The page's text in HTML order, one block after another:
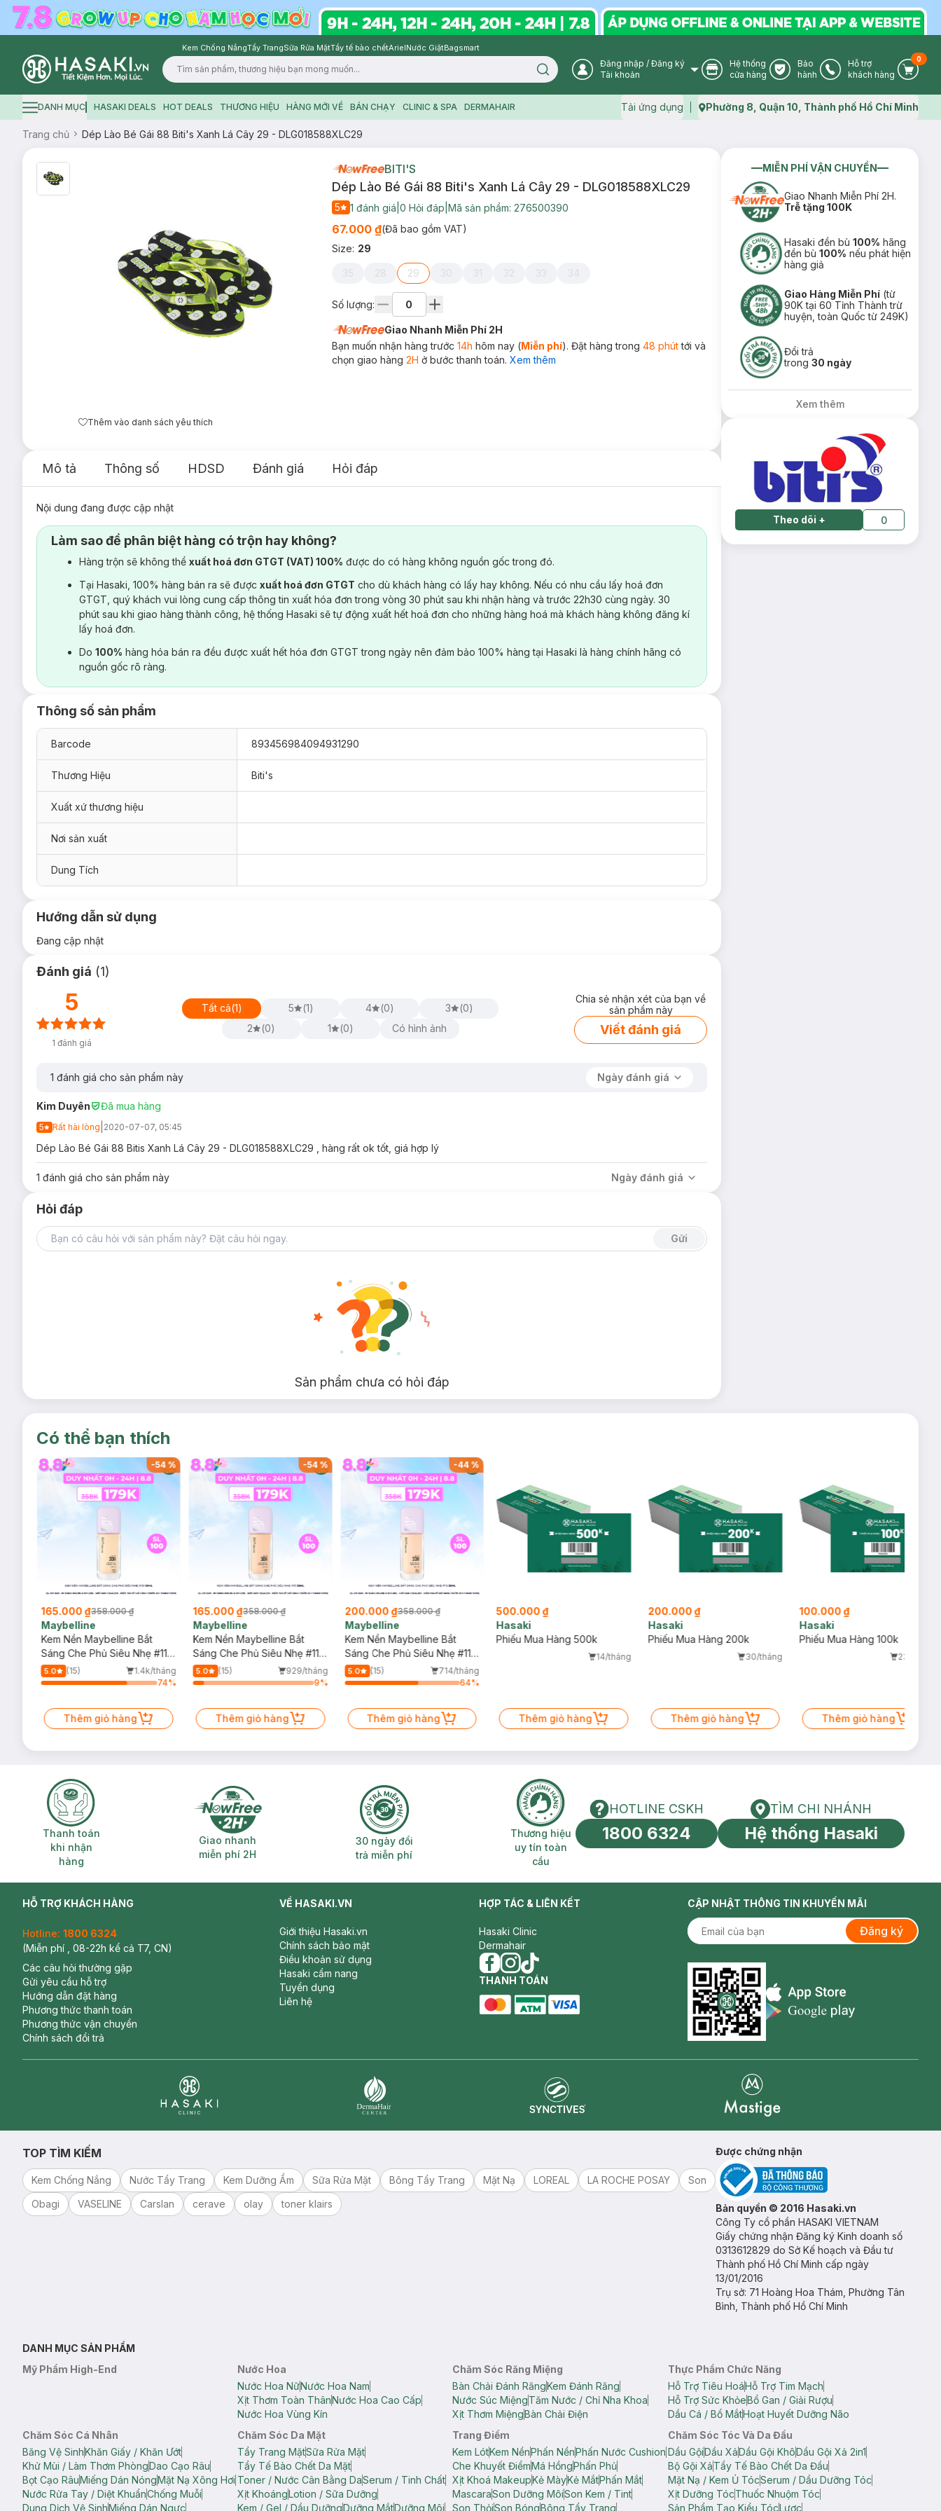
Kem Chống NắngTẩy TrangSữa Rửa MặtTẩy tế bào chếtArielNước GiặtBagsmart
Logo
Search icon User Icon
Đăng nhập / Đăng ký
Tài khoản
Store Icon
Hệ thống
cửa hàng
Warranty Icon
Bảo
hành
Phone Icon
Hỗ trợ
khách hàng
Cart
0
Hamburger icon
DANH MỤC HASAKI DEALS HOT DEALS THƯƠNG HIỆU HÀNG MỚI VỀ BÁN CHẠY CLINIC & SPA DERMAHAIR Tải ứng dụng Map icon
Phường 8, Quận 10, Thành phố Hồ Chí Minh
Trang chủ Dép Lào Bé Gái 88 Biti's Xanh Lá Cây 29 - DLG018588XLC29
Thêm vào danh sách yêu thích
BITI'S
Dép Lào Bé Gái 88 Biti's Xanh Lá Cây 29 - DLG018588XLC29
5 1 đánh giá 0 Hỏi đáp Mã sản phẩm: 276500390
67.000 ₫(Đã bao gồm VAT)
Size: 29
35 28 29 30 31 32 33 34
Số lượng:
Giao Nhanh Miễn Phí 2H
Bạn muốn nhận hàng trước 14h hôm nay (Miễn phí). Đặt hàng trong 48 phúttới và
chọn giao hàng 2H ở bước thanh toán. Xem thêm
Mô tả Thông số HDSD Đánh giá Hỏi đáp
Nội dung đang được cập nhật
Làm sao để phân biệt hàng có trộn hay không?
Hàng trộn sẽ không thể xuất hoá đơn GTGT (VAT) 100% được do có hàng không nguồn gốc trong đó.
Tại Hasaki, 100% hàng bán ra sẽ được xuất hoá đơn GTGT cho dù khách hàng có lấy hay không. Nếu có nhu cầu lấy hoá đơn
GTGT, quý khách vui lòng cung cấp thông tin xuất hóa đơn trong vòng 30 phút sau khi nhận hàng và trước 22h30 cùng ngày. 30
phút sau khi giao hàng thành công, hệ thống Hasaki sẽ tự động xuất hết hoá đơn cho những hàng hoá mà khách hàng không đăng kí
lấy hoá đơn.
Do 100% hàng hóa bán ra đều được xuất hết hóa đơn GTGT trong ngày nên đảm bảo 100% hàng tại Hasaki là hàng chính hãng có
nguồn gốc rõ ràng.
Thông số sản phẩm
Barcode 893456984094931290
Thương Hiệu Biti's
Xuất xứ thương hiệu
Nơi sản xuất
Dung Tích
Hướng dẫn sử dụng
Đang cập nhật
Đánh giá (1)
5
1 đánh giá
Tất cả(1) 5 (1) 4 (0) 3 (0)
2
(0) 1 (0) Có hình ảnh
Chia sẻ nhận xét của bạn về
sản phẩm này
Viết đánh giá
1 đánh giá cho sản phẩm này Ngày đánh giá
Kim Duyên Đã mua hàng
5 Rất hài lòng 2020-07-07, 05:45
Dép Lào Bé Gái 88 Bitis Xanh Lá Cây 29 - DLG018588XLC29 , hàng rất ok tốt, giá hợp lý
1 đánh giá cho sản phẩm này Ngày đánh giá
Hỏi đáp
Gửi
Sản phẩm chưa có hỏi đáp
MIỄN PHÍ VẬN CHUYỂN
Giao Nhanh Miễn Phí 2H.
Trễ tặng 100K
Hasaki đền bù100% hãng
đền bù100% nếu phát hiện
hàng giả
Giao Hàng Miễn Phí (từ
90K tại 60 Tỉnh Thành trừ
huyện, toàn Quốc từ 249K)
Đổi trả
trong30 ngày
Xem thêm
Theo dõi + 0
Có thể bạn thích
-54%
165.000 ₫358.000 ₫
Maybelline
Kem Nền Maybelline Bắt
Sáng Che Phủ Siêu Nhẹ #110
35ml
5.0 (15)
1.4k/tháng
74%
Thêm giỏ hàng
-54%
165.000 ₫358.000 ₫
Maybelline
Kem Nền Maybelline Bắt
Sáng Che Phủ Siêu Nhẹ #111
35ml
5.0 (15)
929/tháng
9%
Thêm giỏ hàng
-44%
200.000 ₫358.000 ₫
Maybelline
Kem Nền Maybelline Bắt
Sáng Che Phủ Siêu Nhẹ #115
35ml
5.0 (15)
714/tháng
64%
Thêm giỏ hàng
500.000 ₫
Hasaki
Phiếu Mua Hàng 500k
14/tháng
Thêm giỏ hàng
200.000 ₫
Hasaki
Phiếu Mua Hàng 200k
30/tháng
Thêm giỏ hàng
100.000 ₫
Hasaki
Phiếu Mua Hàng 100k
23/tháng
Thêm giỏ hàng
Thanh toán khi nhận hàng
Thanh toán
khi nhận
hàng
Giao nhanh miễn phí 2H
Giao nhanh
miễn phí 2H
30 ngày đổi trả miễn phí
30 ngày đổi
trả miễn phí
Thương hiệu uy tín toàn cầu
Thương hiệu
uy tín toàn
cầu
HOTLINE CSKH
HOTLINE CSKH
1800 6324
Tìm chi nhánh
TÌM CHI NHÁNH
Hệ thống Hasaki
HỖ TRỢ KHÁCH HÀNG
Hotline: 1800 6324
(Miễn phí , 08-22h kể cả T7, CN)
Các câu hỏi thường gặp
Gửi yêu cầu hỗ trợ
Hướng dẫn đặt hàng
Phương thức thanh toán
Phương thức vận chuyển
Chính sách đổi trả
VỀ HASAKI.VN
Giới thiệu Hasaki.vn
Chính sách bảo mật
Điều khoản sử dụng
Hasaki cẩm nang
Tuyển dụng
Liên hệ
HỢP TÁC & LIÊN KẾT
Hasaki Clinic
Dermahair
facebook
instagram
tiktok
THANH TOÁN
CẬP NHẬT THÔNG TIN KHUYẾN MÃI
Đăng ký
Appstore icon
TOP TÌM KIẾM
Kem Chống Nắng Nước Tẩy Trang Kem Dưỡng Ẩm Sữa Rửa Mặt Bông Tẩy Trang Mặt Nạ LOREAL LA ROCHE POSAY
Son
Obagi
VASELINE Carslan cerave olay toner klairs
Được chứng nhận
Bản quyền © 2016 Hasaki.vn
Công Ty cổ phần HASAKI VIETNAM
Giấy chứng nhận Đăng ký Kinh doanh số
0313612829 do Sở Kế hoạch và Đầu tư
Thành phố Hồ Chí Minh cấp ngày
13/01/2016
Trụ sở: 71 Hoàng Hoa Thám, Phường Tân
Bình, Thành phố Hồ Chí Minh
DANH MỤC SẢN PHẨM
Mỹ Phẩm High-End
Nước Hoa
Nước Hoa NữNước Hoa Nam
Xịt Thơm Toàn ThânNước Hoa Cao Cấp
Nước Hoa Vùng Kín
Chăm Sóc Răng Miệng
Bàn Chải Đánh RăngKem Đánh Răng
Nước Súc MiệngTăm Nước / Chỉ Nha Khoa
Xịt Thơm MiệngBàn Chải Điện
Thực Phẩm Chức Năng
Hỗ Trợ Tiêu HoáHỗ Trợ Tim Mạch
Hỗ Trợ Sức KhỏeBổ Gan / Giải Rượu
Dầu Cá / Bổ MắtHoạt Huyết Dưỡng Não
Chăm Sóc Cá Nhân
Băng Vệ SinhKhăn Giấy / Khăn Ướt
Khử Mùi / Làm Thơm PhòngDao Cạo Râu
Bọt Cạo RâuMiếng Dán NóngMặt Nạ Xông Hơi
Nước Rửa Tay / Diệt KhuẩnChống Muỗi
Dung Dịch Vệ SinhMiếng Dán Ngực
Chăm Sóc Da Mặt
Tẩy Trang MặtSữa Rửa Mặt
Tẩy Tế Bào Chết Da Mặt
Toner / Nước Cân Bằng DaSerum / Tinh Chất
Xịt KhoángLotion / Sữa Dưỡng
Kem / Gel / Dầu DưỡngDưỡng MắtDưỡng Môi
Trang Điểm
Kem LótKem NềnPhấn NềnPhấn Nước Cushion
Che Khuyết ĐiểmMá HồngPhấn Phủ
Xịt Khoá MakeupKẻ MàyKẻ MắtPhấn Mắt
MascaraSon Dưỡng MôiSon Kem / Tint
Son ThỏiSon BóngBông Tẩy Trang
Chăm Sóc Tóc Và Da Đầu
Dầu GộiDầu XảDầu Gội KhôDầu Gội Xả 2in1
Bộ Gội XảTẩy Tế Bào Chết Da Đầu
Mặt Nạ / Kem Ủ TócSerum / Dầu Dưỡng Tóc
Xịt Dưỡng TócThuốc Nhuộm Tóc
Sản Phẩm Tạo Kiểu TócLược